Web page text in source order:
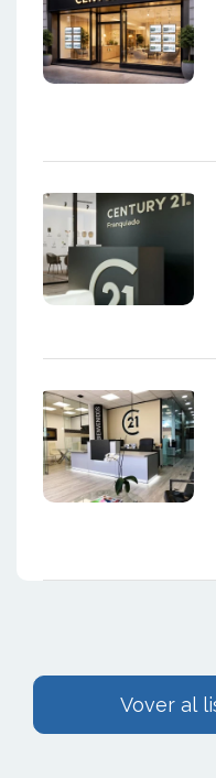
Vover al